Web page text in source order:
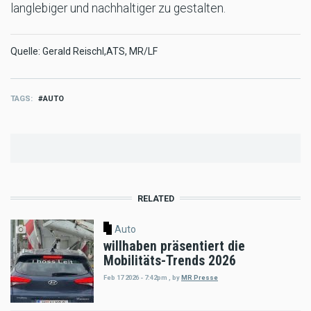
langlebiger und nachhaltiger zu gestalten.
Quelle: Gerald Reischl,ATS, MR/LF
TAGS AUTO
RELATED
Auto
willhaben präsentiert die
Mobilitäts-Trends 2026
Feb 17 2026 - 7:42pm , by MR Presse